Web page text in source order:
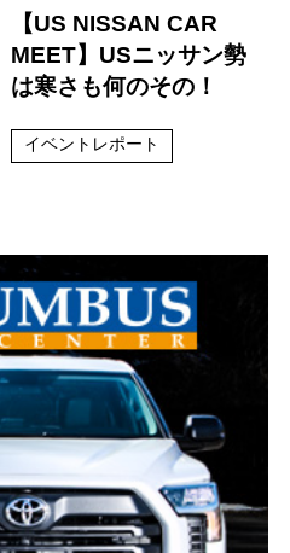
【US NISSAN CAR
MEET】USニッサン勢
は寒さも何のその！
イベントレポート